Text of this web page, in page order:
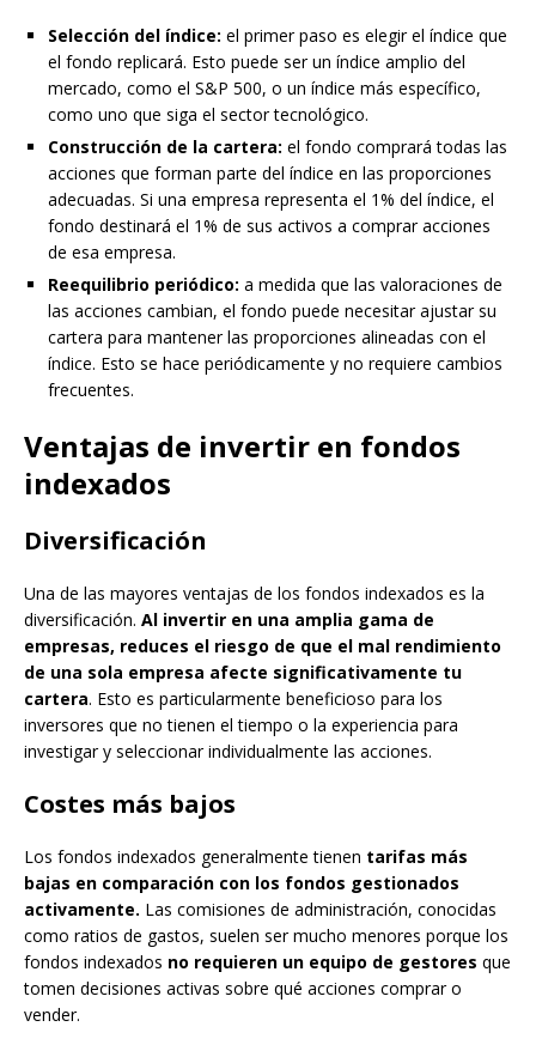
Selección del índice: el primer paso es elegir el índice que
el fondo replicará. Esto puede ser un índice amplio del
mercado, como el S&P 500, o un índice más específico,
como uno que siga el sector tecnológico.
Construcción de la cartera: el fondo comprará todas las
acciones que forman parte del índice en las proporciones
adecuadas. Si una empresa representa el 1% del índice, el
fondo destinará el 1% de sus activos a comprar acciones
de esa empresa.
Reequilibrio periódico: a medida que las valoraciones de
las acciones cambian, el fondo puede necesitar ajustar su
cartera para mantener las proporciones alineadas con el
índice. Esto se hace periódicamente y no requiere cambios
frecuentes.
Ventajas de invertir en fondos
indexados
Diversificación
Una de las mayores ventajas de los fondos indexados es la
diversificación. Al invertir en una amplia gama de
empresas, reduces el riesgo de que el mal rendimiento
de una sola empresa afecte significativamente tu
cartera. Esto es particularmente beneficioso para los
inversores que no tienen el tiempo o la experiencia para
investigar y seleccionar individualmente las acciones.
Costes más bajos
Los fondos indexados generalmente tienen tarifas más
bajas en comparación con los fondos gestionados
activamente. Las comisiones de administración, conocidas
como ratios de gastos, suelen ser mucho menores porque los
fondos indexados no requieren un equipo de gestores que
tomen decisiones activas sobre qué acciones comprar o
vender.